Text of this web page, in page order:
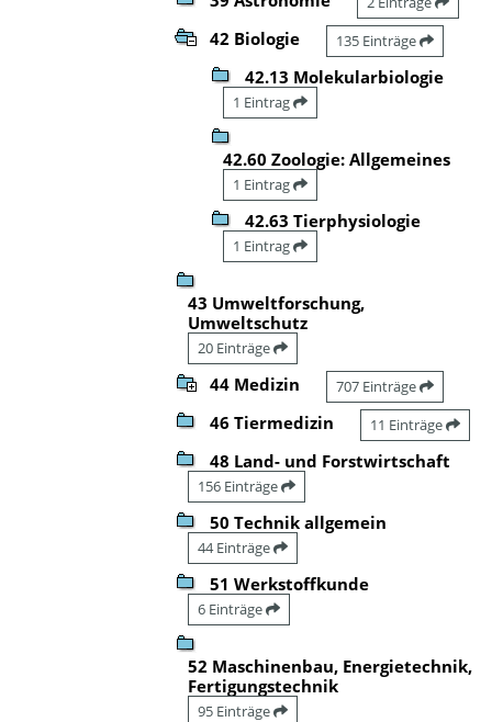
42 Biologie 135 Einträge
42.13 Molekularbiologie
1 Eintrag
42.60 Zoologie: Allgemeines
1 Eintrag
42.63 Tierphysiologie
1 Eintrag
43 Umweltforschung,
Umweltschutz
20 Einträge
44 Medizin 707 Einträge
46 Tiermedizin 11 Einträge
48 Land- und Forstwirtschaft
156 Einträge
50 Technik allgemein
44 Einträge
51 Werkstoffkunde
6 Einträge
52 Maschinenbau, Energietechnik,
Fertigungstechnik
95 Einträge